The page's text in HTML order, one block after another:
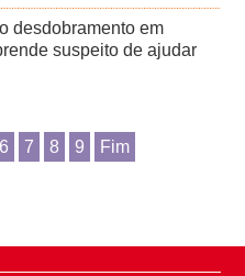
desdobramento em
suspeito de ajudar
6 7 8 9 Fim